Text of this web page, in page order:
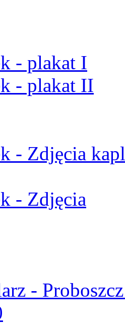
- plakat I
- plakat II
- Zdjęcia
- Zdjęcia
-